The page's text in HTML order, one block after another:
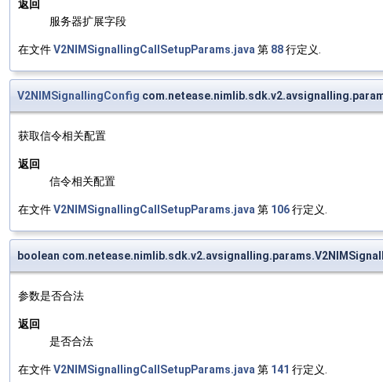
返回
服务器扩展字段
在文件V2NIMSignallingCallSetupParams.java 第 88行定义.
V2NIMSignallingConfig
获取信令相关配置
返回
信令相关配置
在文件V2NIMSignallingCallSetupParams.java 第 106行定义.
boolean
参数是否合法
返回
是否合法
在文件V2NIMSignallingCallSetupParams.java 第 141 行定义.